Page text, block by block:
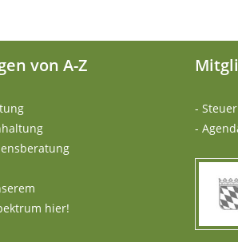
von A-Z
hier!
-
-